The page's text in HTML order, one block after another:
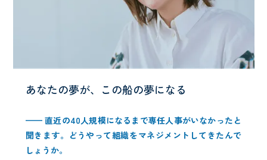
あなたの夢が、この船の夢になる
—— 直近の40人規模になるまで専任人事がいなかったと
聞きます。どうやって組織をマネジメントしてきたんで
しょうか。